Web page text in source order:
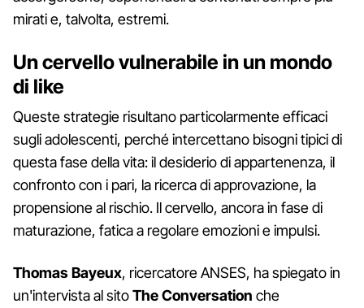
mirati e, talvolta, estremi.
Un cervello vulnerabile in un mondo
di like
Queste strategie risultano particolarmente efficaci
sugli adolescenti, perché intercettano bisogni tipici di
questa fase della vita: il desiderio di appartenenza, il
confronto con i pari, la ricerca di approvazione, la
propensione al rischio. Il cervello, ancora in fase di
maturazione, fatica a regolare emozioni e impulsi.
Thomas Bayeux, ricercatore ANSES, ha spiegato in
un'intervista al sitoThe Conversation che